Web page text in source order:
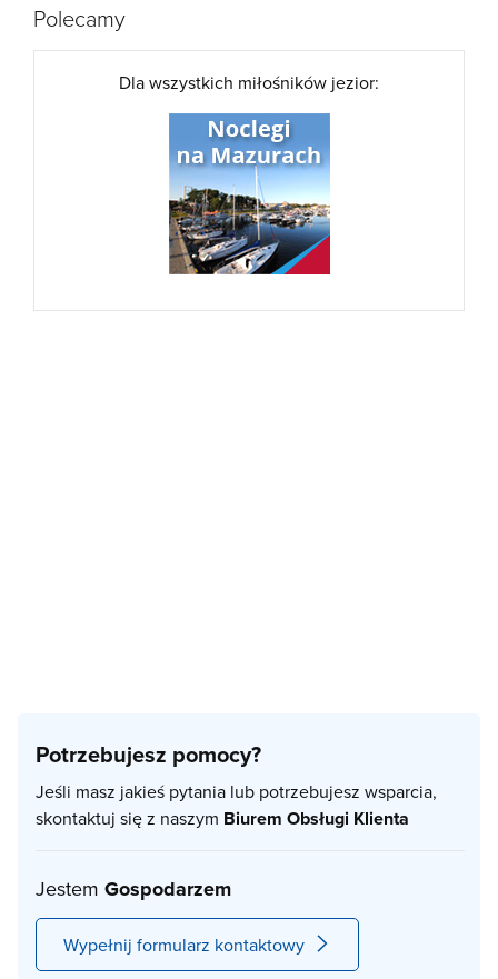
Polecamy
Dla wszystkich miłośników jezior:
Potrzebujesz pomocy?
Jeśli masz jakieś pytania lub potrzebujesz wsparcia,
skontaktuj się z naszym Biurem Obsługi Klienta
Jestem Gospodarzem
Wypełnij formularz kontaktowy